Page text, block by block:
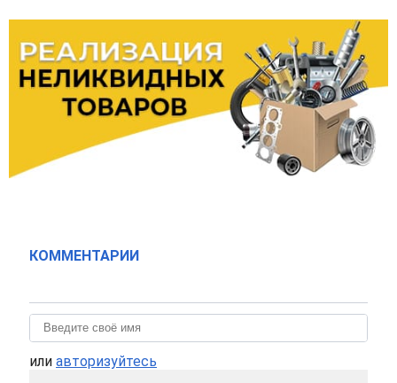
КОММЕНТАРИИ
или авторизуйтесь